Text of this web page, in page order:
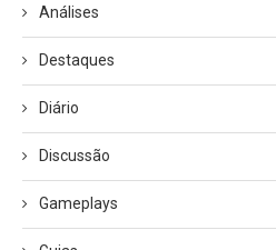
Análises
Destaques
Diário
Discussão
Gameplays